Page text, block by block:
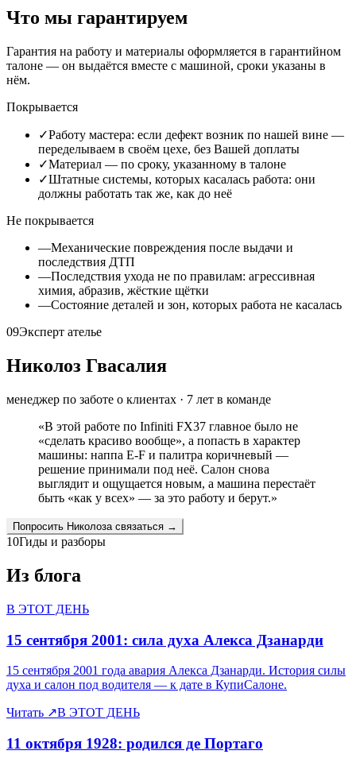
Что мы гарантируем
Гарантия на работу и материалы оформляется в гарантийном
талоне — он выдаётся вместе с машиной, сроки указаны в
нём.
Покрывается
✓Работу мастера: если дефект возник по нашей вине —
переделываем в своём цехе, без Вашей доплаты
✓Материал — по сроку, указанному в талоне
✓Штатные системы, которых касалась работа: они
должны работать так же, как до неё
Не покрывается
—Механические повреждения после выдачи и
последствия ДТП
—Последствия ухода не по правилам: агрессивная
химия, абразив, жёсткие щётки
—Состояние деталей и зон, которых работа не касалась
09Эксперт ателье
Николоз Гвасалия
менеджер по заботе о клиентах · 7 лет в команде
«В этой работе по Infiniti FX37 главное было не
«сделать красиво вообще», а попасть в характер
машины: наппа E-F и палитра коричневый —
решение принимали под неё. Салон снова
выглядит и ощущается новым, а машина перестаёт
быть «как у всех» — за это работу и берут.»
Попросить Николозасвязаться →
10Гиды и разборы
Из блога
В ЭТОТ ДЕНЬ
15 сентября 2001: сила духа Алекса Дзанарди
15 сентября 2001 года авария Алекса Дзанарди. История силы
духа и салон под водителя — к дате в КупиСалоне.
Читать ↗В ЭТОТ ДЕНЬ
11 октября 1928: родился де Портаго